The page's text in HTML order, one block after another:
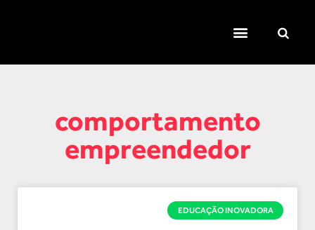
comportamento
empreendedor
EDUCAÇÃO INOVADORA